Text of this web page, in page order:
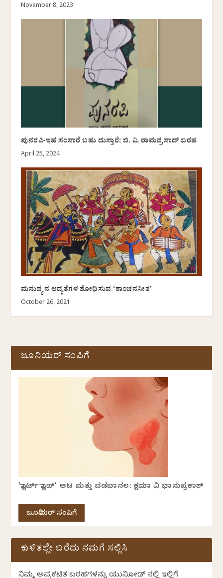
November 8, 2023
ಪುನರಪಿ-ಇಹ ಸಂಸಾರೆ ಬಹು ದುಸ್ತಾರೆ: ಬಿ. ವಿ. ರಾಮಪ್ರಸಾದ್ ಬರಹ
April 25, 2024
ಮನುಷ್ಯನ ಆದ್ಯತೆಗಳ ಶೋಧಿಸುವ ‘ಕಾಂಚನಸೀತ’
October 26, 2021
ಜೂನಿಯರ್ ಸಂಪಿಗೆ
‘ಸ್ಟಾರ್ಟ್ ಸ್ಟಾಪ್’ ಆಟ ಮತ್ತು ವಡಬಾನಲ: ಕ್ಷಮಾ ವಿ ಭಾನುಪ್ರಕಾಶ್
ಜೂನಿಯರ್ ಸಂಪಿಗೆ
ಕುಳಿತಲ್ಲೇ ಬರೆದು ನಮಗೆ ಸಲ್ಲಿಸಿ
ನಿಮ್ಮ ಅಪ್ರಕಟಿತ ಬರಹಗಳನ್ನು ಯುನಿಕೋಡ್ ನಲ್ಲಿ ಇಲ್ಲಿಗೆ